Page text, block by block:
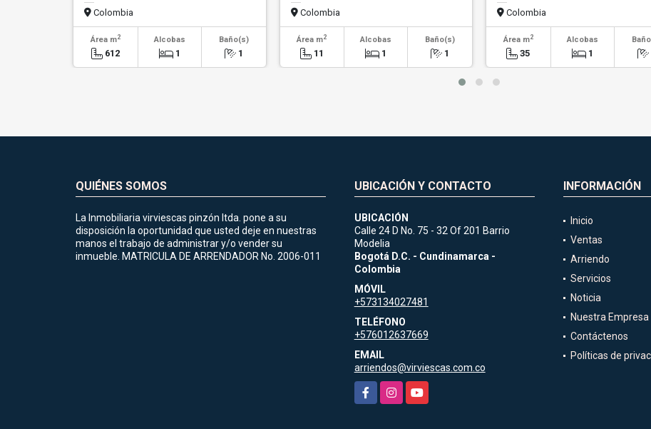
Colombia
Área m2
612
Alcobas
1
Baño(s)
1
Colombia
Área m2
11
Alcobas
1
Baño(s)
1
Colombia
Área m2
35
Alcobas
1
QUIÉNES SOMOS
La Inmobiliaria virviescas pinzón ltda. pone a su
disposición la oportunidad que usted deje en nuestras
manos el trabajo de administrar y/o vender su
inmueble. MATRICULA DE ARRENDADOR No. 2006-011
UBICACIÓN Y CONTACTO
UBICACIÓN
Calle 24 D No. 75 - 32 Of 201 Barrio
Modelia
Bogotá D.C. - Cundinamarca -
Colombia
MÓVIL
+573134027481
TELÉFONO
+576012637669
EMAIL
arriendos@virviescas.com.co
FacebookInstagramYouTube
INFORMACIÓN
Inicio
Ventas
Arriendo
Servicios
Noticia
Nuestra Empresa
Contáctenos
Políticas de